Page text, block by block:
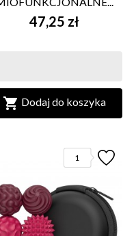
47,25 zł
 Dodaj do koszyka
1